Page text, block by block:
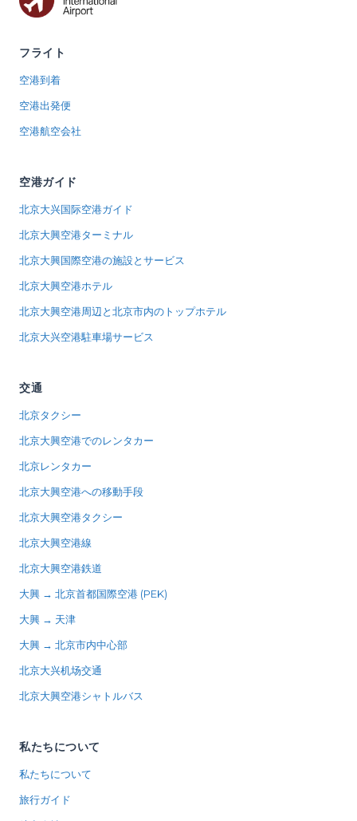
フライト
空港到着
空港出発便
空港航空会社
空港ガイド
北京大兴国际空港ガイド
北京大興空港ターミナル
北京大興国際空港の施設とサービス
北京大興空港ホテル
北京大興空港周辺と北京市内のトップホテル
北京大兴空港駐車場サービス
交通
北京タクシー
北京大興空港でのレンタカー
北京レンタカー
北京大興空港への移動手段
北京大興空港タクシー
北京大興空港線
北京大興空港鉄道
大興 → 北京首都国際空港 (PEK)
大興 → 天津
大興 → 北京市内中心部
北京大兴机场交通
北京大興空港シャトルバス
私たちについて
私たちについて
旅行ガイド